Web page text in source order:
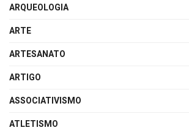
ARQUEOLOGIA
ARTE
ARTESANATO
ARTIGO
ASSOCIATIVISMO
ATLETISMO